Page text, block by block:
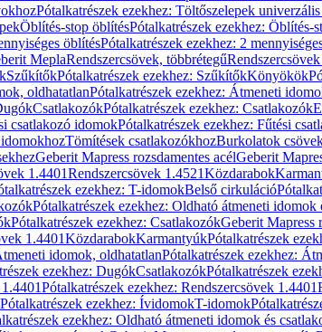
Pótalkatrészek ezekhez: Töltőszelepek
Öblítés-stop öblítésPótalkatrészek ezekhez: Öblítés-
öblítésPótalkatrészek ezekhez: 2
MeplaRendszercsövek, többrétegű
SzűkítőkPótalkatrészek ezekhez: SzűkítőkKönyökök
oldhatatlanPótalkatrészek ezekhez: Átmeneti
CsatlakozókPótalkatrészek ezekhez: Csatlakozók
csatlakozó idomokPótalkatrészek ezekhez: Fűtési
Tömítések csatlakozókhozBurkolatok
Geberit Mapress rozsdamentes acélGeberit
1.4401Rendszercsövek 1.4521Közdarabok
ezekhez: T-idomokBelső cirkuláció
Pótalkatrészek ezekhez: Oldható átmeneti idomok
Pótalkatrészek ezekhez: CsatlakozókGeberit Mapress
1.4401KözdarabokKarmantyúkPótalkatrészek
idomok, oldhatatlanPótalkatrészek ezekhez:
ezekhez: DugókCsatlakozókPótalkatrészek
Pótalkatrészek ezekhez: Rendszercsövek 1.4401
Pótalkatrészek ezekhez: ÍvidomokT-idomok
ezekhez: Oldható átmeneti idomok és